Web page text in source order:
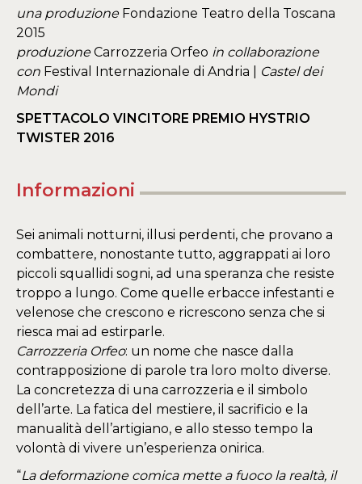
una produzioneFondazione Teatro della Toscana
2015
produzioneCarrozzeria Orfeo in collaborazione
con Festival Internazionale di Andria |
Castel dei
Mondi
SPETTACOLO VINCITORE PREMIO HYSTRIO
TWISTER 2016
Informazioni
Sei animali notturni, illusi perdenti, che provano a
combattere, nonostante tutto, aggrappati ai loro
piccoli squallidi sogni, ad una speranza che resiste
troppo a lungo. Come quelle erbacce infestanti e
velenose che crescono e ricrescono senza che si
riesca mai ad estirparle.
Carrozzeria Orfeo: un nome che nasce dalla
contrapposizione di parole tra loro molto diverse.
La concretezza di una carrozzeria e il simbolo
dell’arte. La fatica del mestiere, il sacrificio e la
manualità dell’artigiano, e allo stesso tempo la
volontà di vivere un’esperienza onirica.
“La deformazione comica mette a fuoco la realtà, il